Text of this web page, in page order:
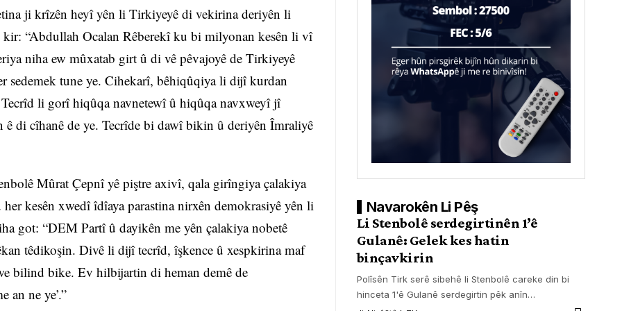
ji krîzên heyî yên li Tirkiyeyê di vekirina deriyên li
“Abdullah Ocalan Rêberekî ku bi milyonan kesên li vî
niha ew mûxatab girt û di vê pêvajoyê de Tirkiyeyê
sedemek tune ye. Cihekarî, bêhiqûqiya li dijî kurdan
li gorî hiqûqa navnetewî û hiqûqa navxweyî jî
ê di cîhanê de ye. Tecrîde bi dawî bikin û deriyên Îmraliyê
Mûrat Çepnî yê piştre axivî, qala girîngiya çalakiya
kesên xwedî îdîaya parastina nirxên demokrasiyê yên li
got: “DEM Partî û dayikên me yên çalakiya nobetê
têdikoşin. Divê li dijî tecrîd, îşkence û xespkirina maf
bilind bike. Ev hilbijartin di heman demê de
an ne ye’.”
Navarokên Li Pêş
Li Stenbolê serdegirtinên 1’ê
Gulanê: Gelek kes hatin
binçavkirin
Polîsên Tirk serê sibehê li Stenbolê careke din bi
hinceta 1'ê Gulanê serdegirtin pêk anîn…